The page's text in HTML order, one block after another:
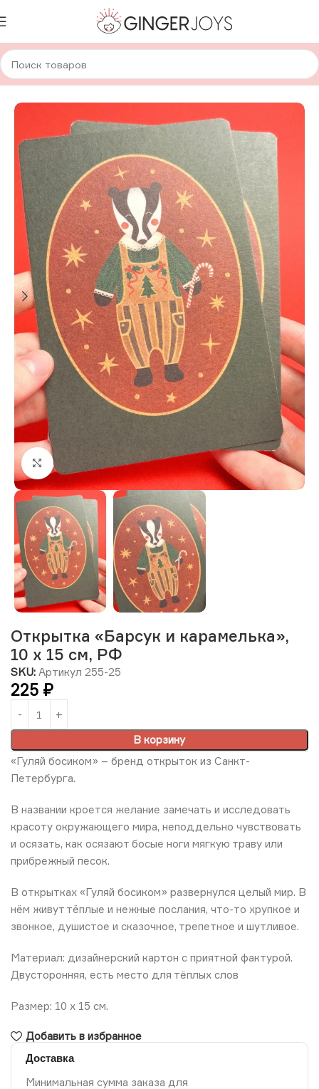
Главная Авторская канцелярия Открытки Гуляй босиком
Нажмите, чтобы увеличить изображение
Открытка «Барсук и карамелька»,
10 х 15 см, РФ
SKU: Артикул 255-25
225 ₽
В корзину
«Гуляй босиком» – бренд открыток из Санкт-
Петербурга.
В названии кроется желание замечать и исследовать
красоту окружающего мира, неподдельно чувствовать
и осязать, как осязают босые ноги мягкую траву или
прибрежный песок.
В открытках «Гуляй босиком» развернулся целый мир. В
нём живут тёплые и нежные послания, что-то хрупкое и
звонкое, душистое и сказочное, трепетное и шутливое.
Материал: дизайнерский картон с приятной фактурой.
Двусторонняя, есть место для тёплых слов
Размер: 10 х 15 см.
Добавить в избранное
Доставка
Минимальная сумма заказа для